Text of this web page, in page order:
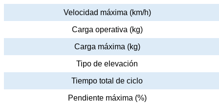
Velocidad máxima (km/h)
Carga operativa (kg)
Carga máxima (kg)
Tipo de elevación
Tiempo total de ciclo
Pendiente máxima (%)